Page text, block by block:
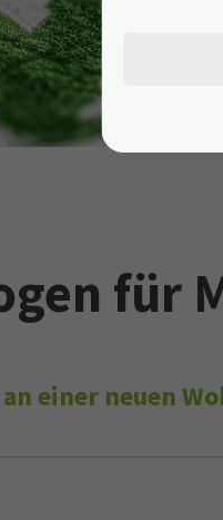
für
einer neuen